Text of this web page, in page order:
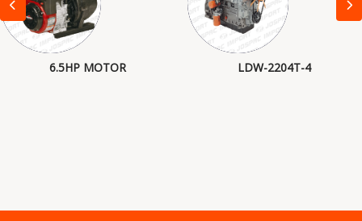
6.5HP MOTOR LDW-2204T-4